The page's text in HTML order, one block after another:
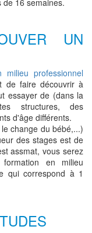
de 16 semaines.
UN
professionnel
de faire découvrir à
essayer de (dans la
structures, des
d'âge différents.
change du bébé,...)
des stages est de
assmat, vous serez
en milieu
qui correspond à 1